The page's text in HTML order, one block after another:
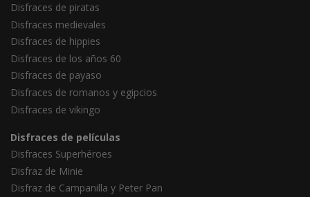
Disfraces de piratas
Disfraces medievales
Disfraces de hippies
Disfraces de los años 60
Disfraces de payaso
Disfraces de romanos y egipcios
Disfraces de vikingo
Disfraces de películas
Disfraces Superhéroes
Disfraz de Minie
Disfraz de Campanilla y Peter Pan